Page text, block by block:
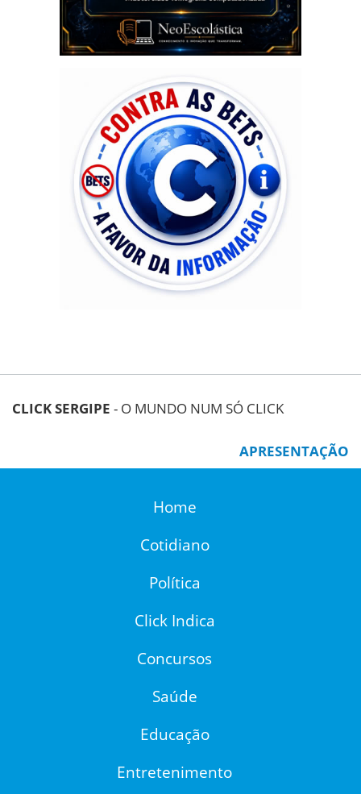
CLICK SERGIPE - O MUNDO NUM SÓ CLICK
APRESENTAÇÃO
Home
Cotidiano
Política
Click Indica
Concursos
Saúde
Educação
Entretenimento